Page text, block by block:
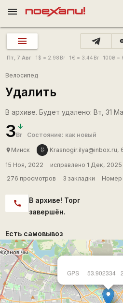
menu
Пт, 7 Авг 1 $ = 2.98 Br 1€ = 3.44 Br 100₴ =
Велосипед
Удалить
В архиве. Будет удалено: Вт, 31
3Br Состояние: как новый
place Минск Krasnogir.ilya@inbox.ru,
15 Ноя, 2022 исправлено 1 Дек, 2025
276 просмотров
3 закладки Номер
call
В архиве! Торг
завершён.
Есть самовывоз
GPS 53.902334